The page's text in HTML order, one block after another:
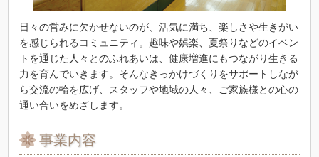
日々の営みに欠かせないのが、活気に満ち、楽しさや生きがい
を感じられるコミュニティ。趣味や娯楽、夏祭りなどのイベン
トを通じた人々とのふれあいは、健康増進にもつながり生きる
力を育んでいきます。そんなきっかけづくりをサポートしなが
ら交流の輪を広げ、スタッフや地域の人々、ご家族様との心の
通い合いをめざします。
事業内容